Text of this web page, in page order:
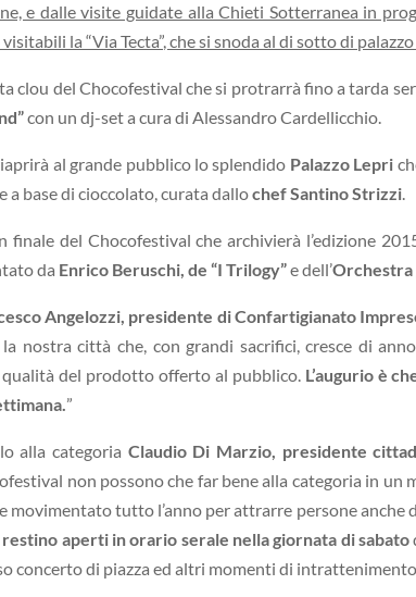
e dalle visite guidate alla Chieti Sotterranea in
la “Via Tecta”, che si snoda al di sotto di
clou del Chocofestival che si protrarrà fino a tarda
con un dj-set a cura di Alessandro Cardellicchio.
al grande pubblico lo splendido Palazzo Lepri
a base di cioccolato, curata dallochef Santino Strizzi.
finale del Chocofestival che archivierà l’edizione
da Enrico Beruschi, de “I Trilogy”e dell’Orchestra
Angelozzi, presidente di Confartigianato
nostra città che, con grandi sacrifici, cresce di
qualità del prodotto offerto al pubblico. L’augurio è
”
alla categoria Claudio Di Marzio, presidente
non possono che far bene alla categoria in
movimentato tutto l’anno per attrarre persone anche
aperti in orario serale nella giornata di sabato
concerto di piazza ed altri momenti di intrattenimento